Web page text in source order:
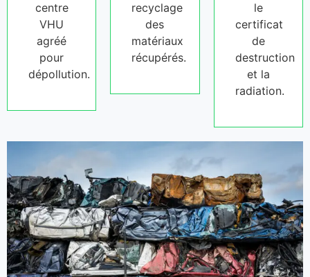
centre
VHU
agréé
pour
dépollution.
recyclage
des
matériaux
récupérés.
le
certificat
de
destruction
et la
radiation.